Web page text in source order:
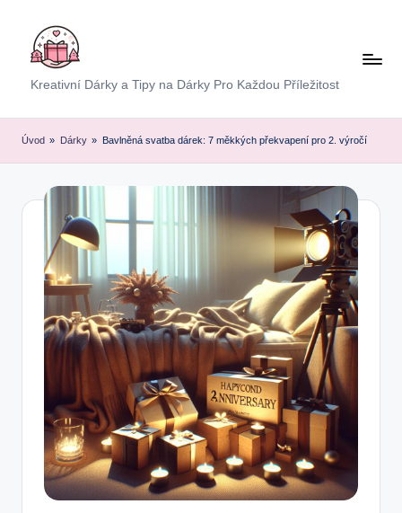
content
E
x
p
e
D
Kreativní Dárky a Tipy na Dárky Pro Každou Příležitost
Úvod » Dárky » Bavlněná svatba dárek: 7 měkkých překvapení pro 2. výročí